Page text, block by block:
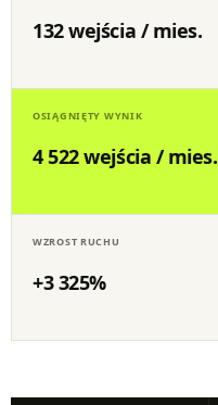
132 wejścia / mies.
OSIĄGNIĘTY WYNIK
4 522 wejścia / mies.
WZROST RUCHU
+3 325%